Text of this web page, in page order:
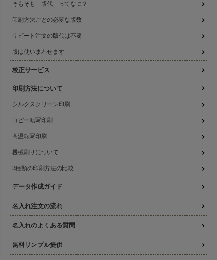
そもそも「版代」ってなに？
印刷方法ごとの必要な版数
リピート注文の版代は不要
版は使いまわせます
校正サービス
印刷方法について
シルクスクリーン印刷
コピー転写印刷
高温転写印刷
機械刷りについて
3種類の印刷方法の比較
データ作成ガイド
名入れ注文の流れ
名入れのよくある質問
無料サンプル提供